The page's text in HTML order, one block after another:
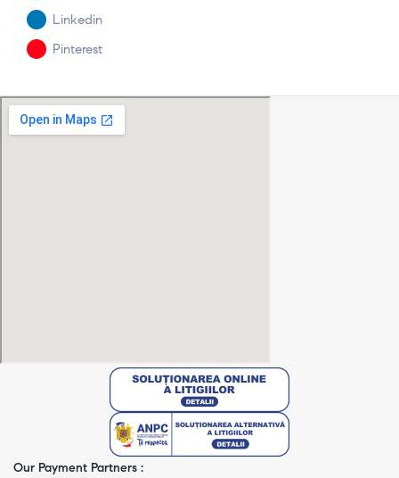
Linkedin
Pinterest
Our Payment Partners :